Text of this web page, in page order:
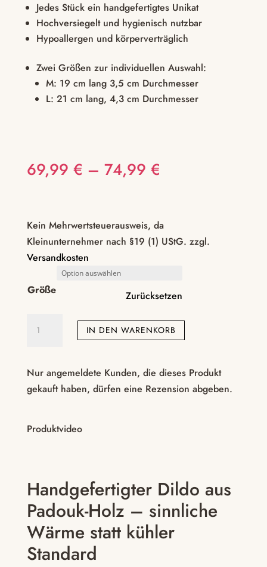
Jedes Stück ein handgefertigtes Unikat
Hochversiegelt und hygienisch nutzbar
Hypoallergen und körperverträglich
Zwei Größen zur individuellen Auswahl:
M: 19 cm lang 3,5 cm Durchmesser
L: 21 cm lang, 4,3 cm Durchmesser
69,99 € – 74,99 €
Kein Mehrwertsteuerausweis, da
Kleinunternehmer nach §19 (1) UStG. zzgl.
Versandkosten
Größe
Zurücksetzen
aus
–
handgefertigt
Größen
IN DEN WARENKORB
Nur angemeldete Kunden, die dieses Produkt
gekauft haben, dürfen eine Rezension abgeben.
Produktvideo
Handgefertigter Dildo aus
Padouk-Holz – sinnliche
Wärme statt kühler
Standard